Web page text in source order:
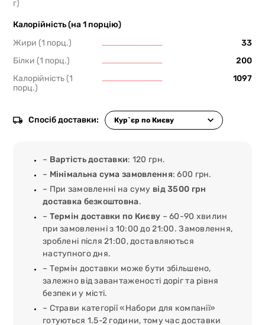
г)
Калорійність (на 1 порцію)
Жири (1 порц.)
33
Білки (1 порц.)
200
Калорійність (1
порц.)
1097
Спосіб доставки:
– Вартість доставки: 120 грн.
– Мінімальна сума замовлення: 600 грн.
– При замовленні на суму від 3500 грн
доставка безкоштовна.
– Термін доставки по Києву – 60-90 хвилин
при замовленні з 10:00 до 21:00. Замовлення,
зроблені після 21:00, доставляються
наступного дня.
– Термін доставки може бути збільшено,
залежно від завантаженості доріг та рівня
безпеки у місті.
– Страви категорії «Набори для компанії»
готуються 1.5-2 години, тому час доставки